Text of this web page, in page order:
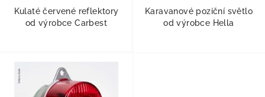
Kulaté červené reflektory
od výrobce Carbest
Karavanové poziční světlo
od výrobce Hella